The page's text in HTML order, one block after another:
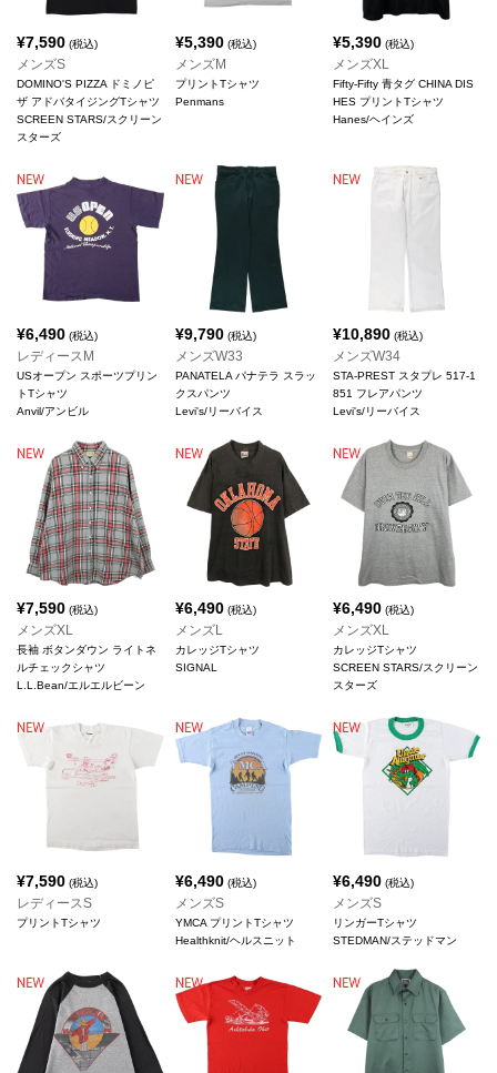
¥7,590 (税込)
メンズS
DOMINO'S PIZZA ドミノピ
ザ アドバタイジングTシャツ
SCREEN STARS/スクリーン
スターズ
¥5,390(税込)
メンズM
プリントTシャツ
Penmans
¥5,390 (税込)
メンズXL
Fifty-Fifty 青タグ CHINA DIS
HES プリントTシャツ
Hanes/ヘインズ
¥6,490 (税込)
レディースM
USオープン スポーツプリン
トTシャツ
Anvil/アンビル
¥9,790(税込)
メンズW33
PANATELA パナテラ スラッ
クスパンツ
Levi's/リーバイス
¥10,890 (税込)
メンズW34
STA-PREST スタプレ 517-1
851 フレアパンツ
Levi's/リーバイス
¥7,590 (税込)
メンズXL
長袖 ボタンダウン ライトネ
ルチェックシャツ
L.L.Bean/エルエルビーン
¥6,490(税込)
メンズL
カレッジTシャツ
SIGNAL
¥6,490 (税込)
メンズXL
カレッジTシャツ
SCREEN STARS/スクリーン
スターズ
¥7,590 (税込)
レディースS
プリントTシャツ
¥6,490(税込)
メンズS
YMCA プリントTシャツ
Healthknit/ヘルスニット
¥6,490 (税込)
メンズS
リンガーTシャツ
STEDMAN/ステッドマン